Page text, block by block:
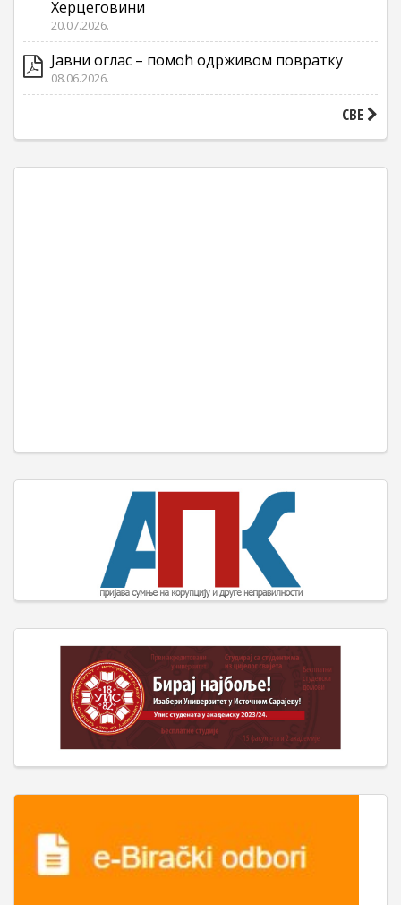
Херцеговини
20.07.2026.
Јавни оглас – помоћ одрживом повратку
08.06.2026.
СВЕ